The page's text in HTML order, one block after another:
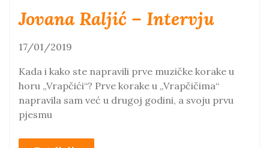
Jovana Raljić – Intervju
17/01/2019
Kada i kako ste napravili prve muzičke korake u
horu „Vrapčići“? Prve korake u „Vrapčičima“
napravila sam već u drugoj godini, a svoju prvu
pjesmu